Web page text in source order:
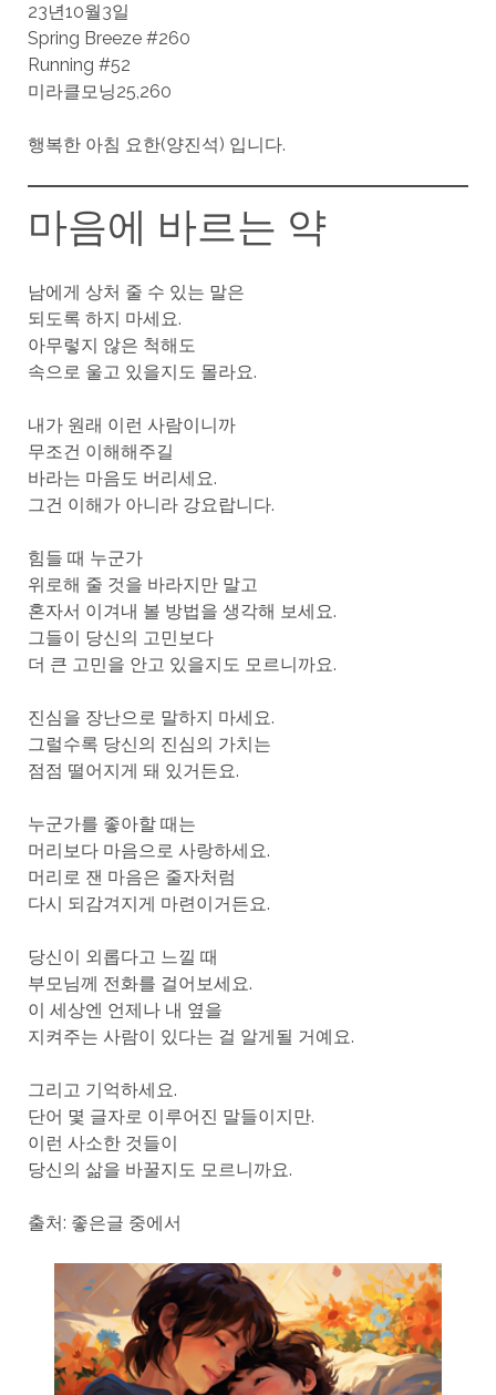
23년10월3일
Spring Breeze #260
Running #52
미라클모닝25,260
행복한 아침 요한(양진석) 입니다.
마음에 바르는 약
남에게 상처 줄 수 있는 말은
되도록 하지 마세요.
아무렇지 않은 척해도
속으로 울고 있을지도 몰라요.
내가 원래 이런 사람이니까
무조건 이해해주길
바라는 마음도 버리세요.
그건 이해가 아니라 강요랍니다.
힘들 때 누군가
위로해 줄 것을 바라지만 말고
혼자서 이겨내 볼 방법을 생각해 보세요.
그들이 당신의 고민보다
더 큰 고민을 안고 있을지도 모르니까요.
진심을 장난으로 말하지 마세요.
그럴수록 당신의 진심의 가치는
점점 떨어지게 돼 있거든요.
누군가를 좋아할 때는
머리보다 마음으로 사랑하세요.
머리로 잰 마음은 줄자처럼
다시 되감겨지게 마련이거든요.
당신이 외롭다고 느낄 때
부모님께 전화를 걸어보세요.
이 세상엔 언제나 내 옆을
지켜주는 사람이 있다는 걸 알게될 거예요.
그리고 기억하세요.
단어 몇 글자로 이루어진 말들이지만.
이런 사소한 것들이
당신의 삶을 바꿀지도 모르니까요.
출처: 좋은글 중에서